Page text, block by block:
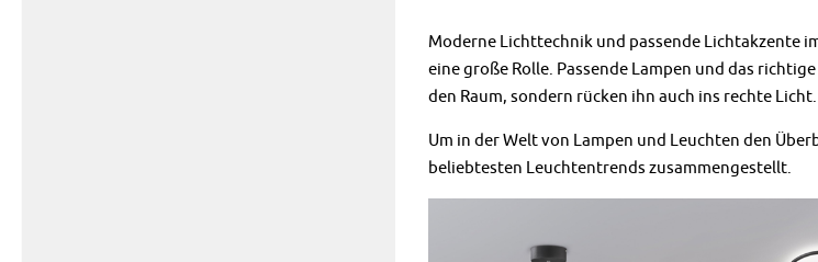
Moderne Lichttechnik und passende Lichtakzente
eine große Rolle. Passende Lampen und das
den Raum, sondern rücken ihn auch ins rechte Licht.
Um in der Welt von Lampen und Leuchten den
beliebtesten Leuchtentrends zusammengestellt.